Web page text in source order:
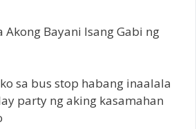
Akong Bayani Isang Gabi ng
sa bus stop habang inaalala
party ng aking kasamahan